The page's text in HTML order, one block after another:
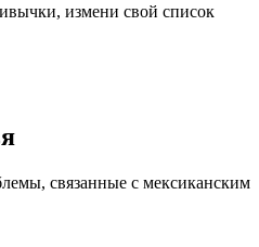
измени свой список
связанные с мексиканским